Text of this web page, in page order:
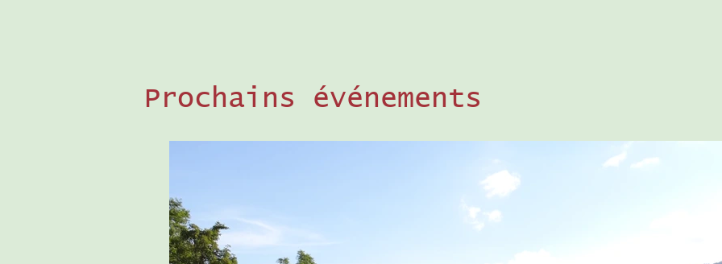
Prochains événements